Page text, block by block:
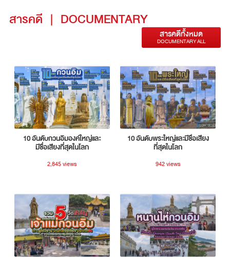
สารคดี | DOCUMENTARY
สารคดีทั้งหมด
DOCUMENTARY ALL
10 อันดับกวนอิมองค์ใหญ่และ
มีชื่อเสียงที่สุดในโลก
2,845 views
10 อันดับพระใหญ่และมีชื่อเสียง
ที่สุดในโลก
942 views